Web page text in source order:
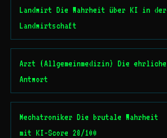
Landwirt Die Wahrheit über KI in der
Landwirtschaft
Arzt (Allgemeinmedizin) Die ehrliche
Antwort
Mechatroniker Die brutale Wahrheit
mit KI-Score 28/100